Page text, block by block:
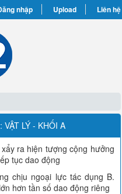
nhập Upload Liên hệ
LÝ - KHỐI A
ra hiện tượng cộng hưởng
tục dao động
chịu ngoại lực tác dụng B.
hơn tần số dao động riêng